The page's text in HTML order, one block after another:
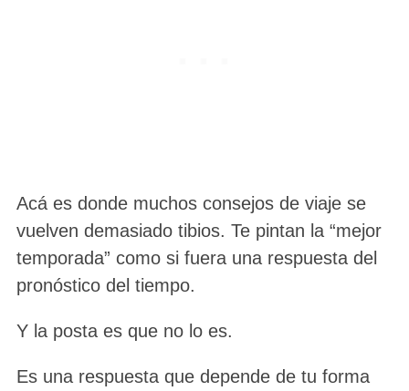
Acá es donde muchos consejos de viaje se
vuelven demasiado tibios. Te pintan la “mejor
temporada” como si fuera una respuesta del
pronóstico del tiempo.
Y la posta es que no lo es.
Es una respuesta que depende de tu forma